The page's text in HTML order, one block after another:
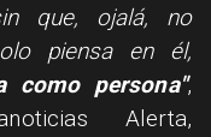
que, ojalá, no
piensa en él,
como persona",
Alerta,